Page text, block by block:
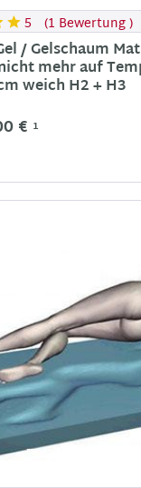
5 (1 Bewertung)
/ Gelschaum
mehr auf
weich H2 + H3
€ 1